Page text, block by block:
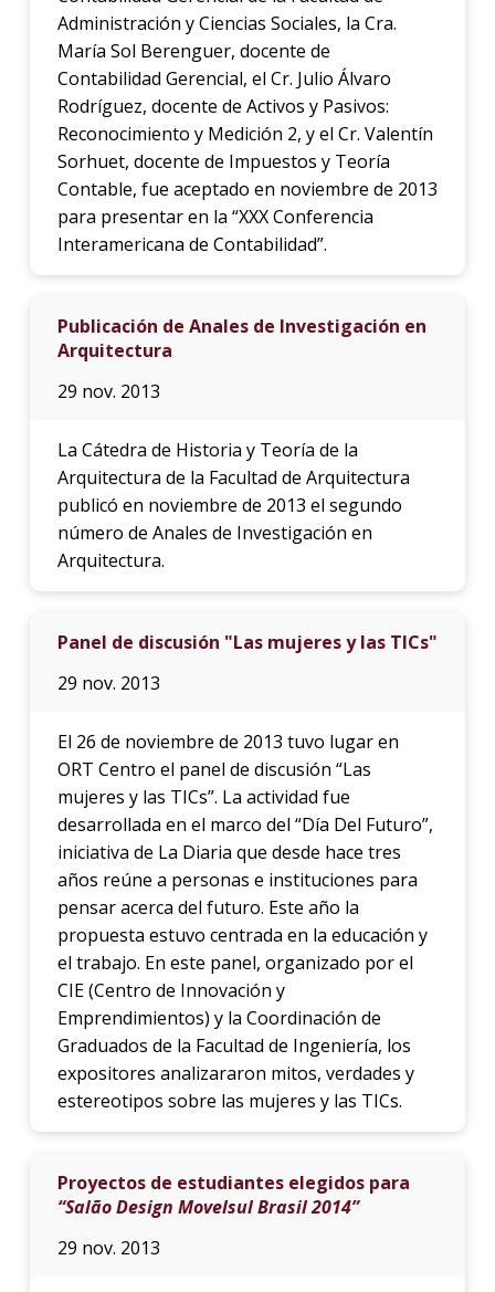
Administración y Ciencias Sociales, la Cra.
María Sol Berenguer, docente de
Contabilidad Gerencial, el Cr. Julio Álvaro
Rodríguez, docente de Activos y Pasivos:
Reconocimiento y Medición 2, y el Cr. Valentín
Sorhuet, docente de Impuestos y Teoría
Contable, fue aceptado en noviembre de 2013
para presentar en la “XXX Conferencia
Interamericana de Contabilidad”.
Publicación de Anales de Investigación en
Arquitectura
29 nov. 2013
La Cátedra de Historia y Teoría de la
Arquitectura de la Facultad de Arquitectura
publicó en noviembre de 2013 el segundo
número de Anales de Investigación en
Arquitectura.
Panel de discusión "Las mujeres y las TICs"
29 nov. 2013
El 26 de noviembre de 2013 tuvo lugar en
ORT Centro el panel de discusión “Las
mujeres y las TICs”. La actividad fue
desarrollada en el marco del “Día Del Futuro”,
iniciativa de La Diaria que desde hace tres
años reúne a personas e instituciones para
pensar acerca del futuro. Este año la
propuesta estuvo centrada en la educación y
el trabajo. En este panel, organizado por el
CIE (Centro de Innovación y
Emprendimientos) y la Coordinación de
Graduados de la Facultad de Ingeniería, los
expositores analizararon mitos, verdades y
estereotipos sobre las mujeres y las TICs.
Proyectos de estudiantes elegidos para
“Salão Design Movelsul Brasil 2014”
29 nov. 2013